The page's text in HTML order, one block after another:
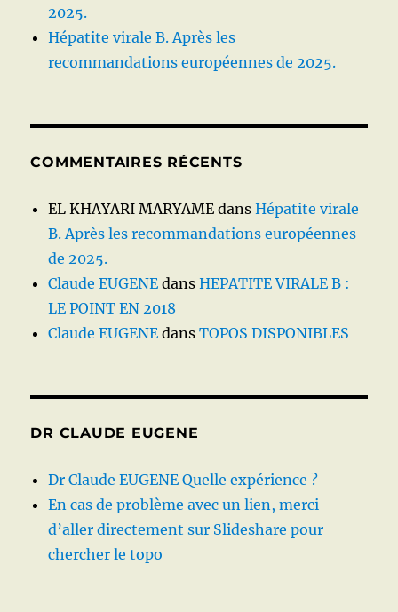
2025.
Hépatite virale B. Après les
recommandations européennes de 2025.
COMMENTAIRES RÉCENTS
EL KHAYARI MARYAME dansHépatite virale
B. Après les recommandations européennes
de 2025.
Claude EUGENE dansHEPATITE VIRALE B :
LE POINT EN 2018
Claude EUGENE dansTOPOS DISPONIBLES
DR CLAUDE EUGENE
Dr Claude EUGENE Quelle expérience ?
En cas de problème avec un lien, merci
d’aller directement sur Slideshare pour
chercher le topo